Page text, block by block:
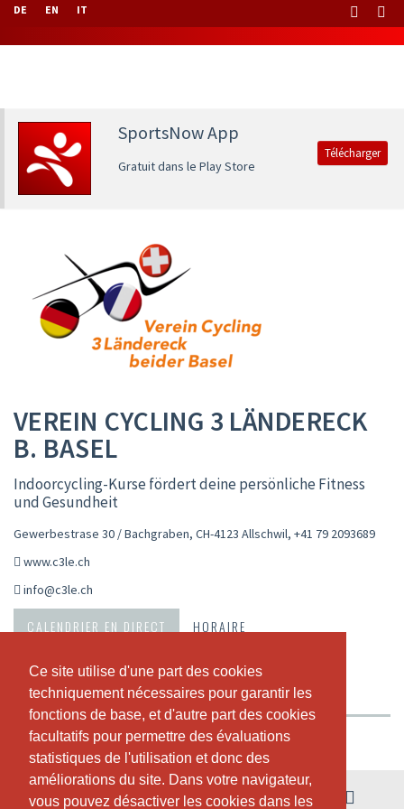
Ce site utilise d'une part des cookies
techniquement nécessaires pour garantir les
fonctions de base, et d'autre part des cookies
facultatifs pour permettre des évaluations
statistiques de l'utilisation et donc des
améliorations du site. Dans votre navigateur,
vous pouvez désactiver les cookies dans les
Ce site utilise d'une part des cookies
techniquement nécessaires pour garantir les
fonctions de base, et d'autre part des cookies
facultatifs pour permettre des évaluations
statistiques de l'utilisation et donc des
améliorations du site. Dans votre navigateur,
vous pouvez désactiver les cookies dans les
DE EN IT
SportsNow App
Gratuit dans le Play Store
Télécharger
VEREIN CYCLING 3 LÄNDERECK
B. BASEL
Indoorcycling-Kurse fördert deine persönliche Fitness
und Gesundheit
Gewerbestrase 30 / Bachgraben, CH-4123 Allschwil, +41 79 2093689
www.c3le.ch
info@c3le.ch
CALENDRIER EN DIRECT
HORAIRE
ABONNEMENTS ET PRIX
A PROPOS DE NOUS
NOTRE TEAM
Vue hebdomadaire
03. - 09. août